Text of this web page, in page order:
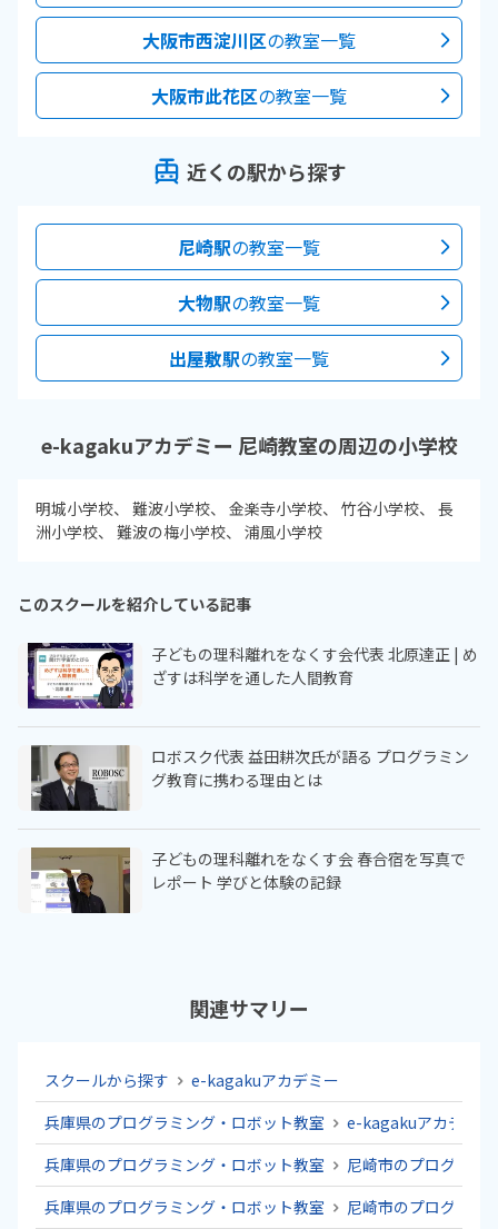
大阪市西淀川区の教室一覧
大阪市此花区の教室一覧
近くの駅から探す
尼崎駅の教室一覧
大物駅の教室一覧
出屋敷駅の教室一覧
e-kagakuアカデミー 尼崎教室の周辺の小学校
明城小学校 難波小学校 金楽寺小学校 竹谷小学校
長
洲小学校
難波の梅小学校 浦風小学校
このスクールを紹介している記事
子どもの理科離れをなくす会代表 北原達正 | め
ざすは科学を通した人間教育
ロボスク代表 益田耕次氏が語る プログラミン
グ教育に携わる理由とは
子どもの理科離れをなくす会 春合宿を写真で
レポート 学びと体験の記録
関連サマリー
スクールから探す
e-kagakuアカデミー
兵庫県のプログラミング・ロボット教室
e-kagakuアカデミー
兵庫県のプログラミング・ロボット教室
尼崎市のプログラミ
兵庫県のプログラミング・ロボット教室
尼崎市のプログラミ